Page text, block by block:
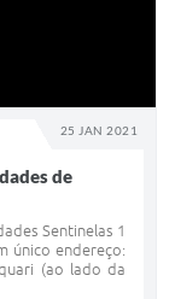
25 JAN 2021
de
Sentinelas 1
único endereço:
(ao lado da